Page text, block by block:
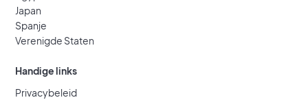
Japan
Spanje
Verenigde Staten
Handige links
Privacybeleid